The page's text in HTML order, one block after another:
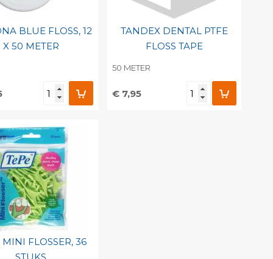
BLUE FLOSS, 12
X 50 METER
barcode
TANDEX DENTAL PTFE
FLOSS TAPE
50 METER
€ 7,95
MINI FLOSSER, 36